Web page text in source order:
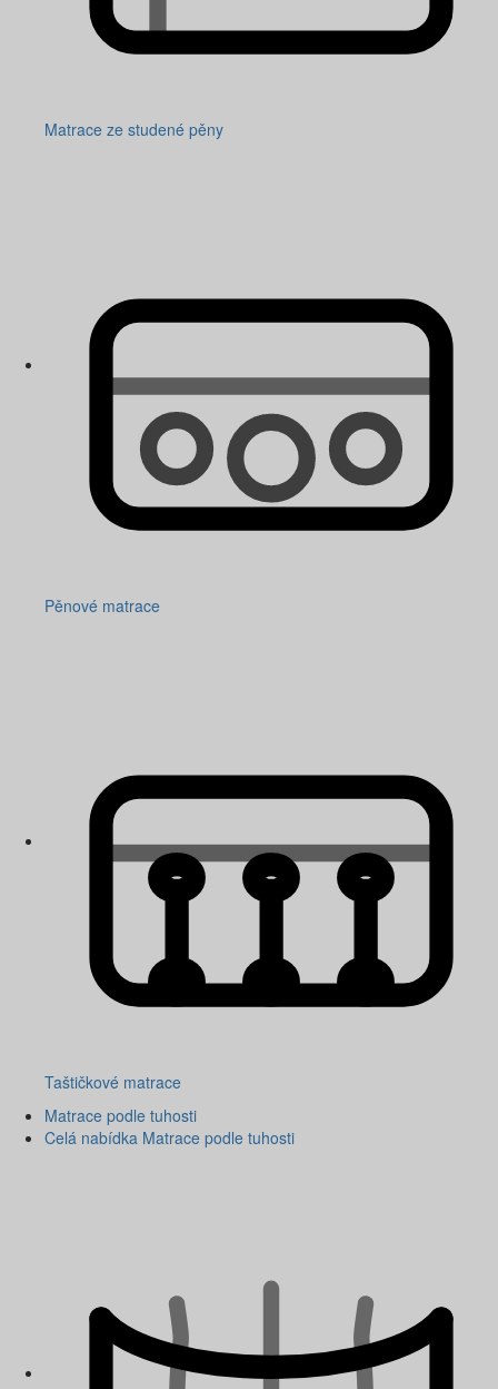
Matrace ze studené pěny
Pěnové matrace
Taštičkové matrace
Matrace podle tuhosti
Celá nabídka Matrace podle tuhosti